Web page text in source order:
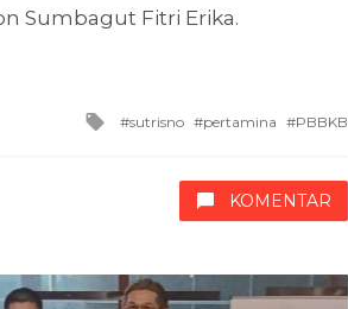
Sumbagut Fitri Erika.
Tagged
sutrisno pertamina PBBKB
KOMENTAR